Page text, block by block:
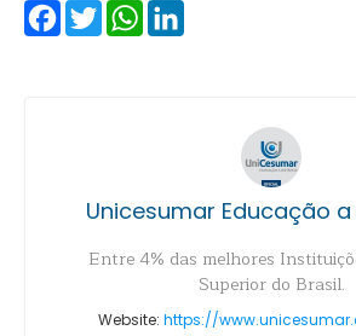
FacebookTwitterWhatsApp
Unicesumar Educação
Entre 4% das melhores
Superior do Brasil.
Website: https://